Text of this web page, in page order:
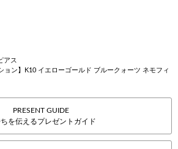
アス
ョン】K10 イエローゴールド ブルークォーツ ネモフィ
PRESENT GUIDE
を伝えるプレゼントガイド